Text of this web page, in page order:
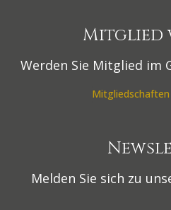
Mitglied
Werden Sie Mitglied im
Melden Sie sich zu